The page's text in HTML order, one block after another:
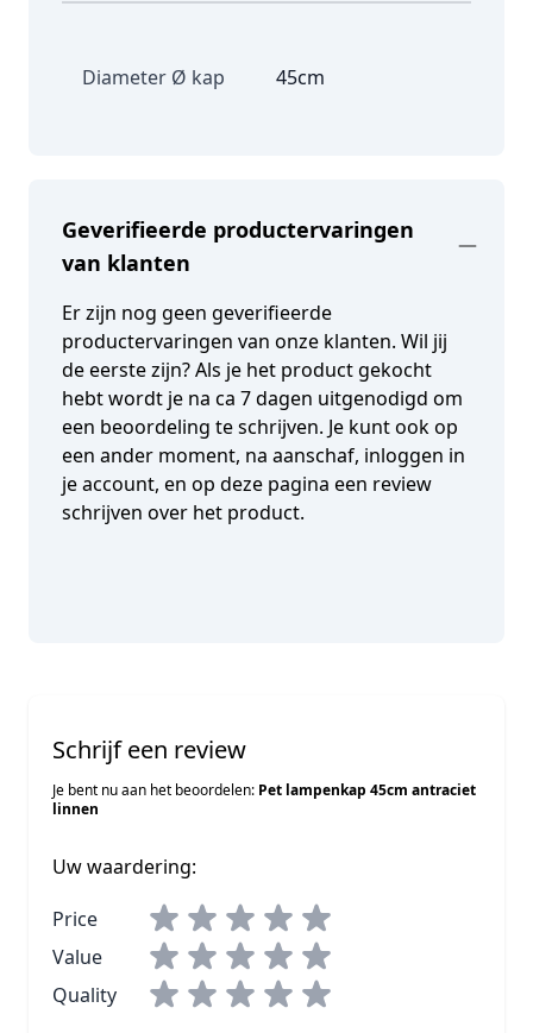
Diameter Ø kap 45cm
Geverifieerde productervaringen
van klanten
Er zijn nog geen geverifieerde
productervaringen van onze klanten. Wil jij
de eerste zijn? Als je het product gekocht
hebt wordt je na ca 7 dagen uitgenodigd om
een beoordeling te schrijven. Je kunt ook op
een ander moment, na aanschaf, inloggen in
je account, en op deze pagina een review
schrijven over het product.
Schrijf een review
Je bent nu aan het beoordelen: Pet lampenkap 45cm antraciet
linnen
Uw waardering:
Price
Value
Quality